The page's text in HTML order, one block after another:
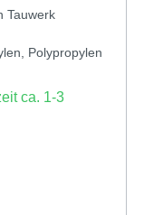
Tauwerk
Polypropylen
ca. 1-3